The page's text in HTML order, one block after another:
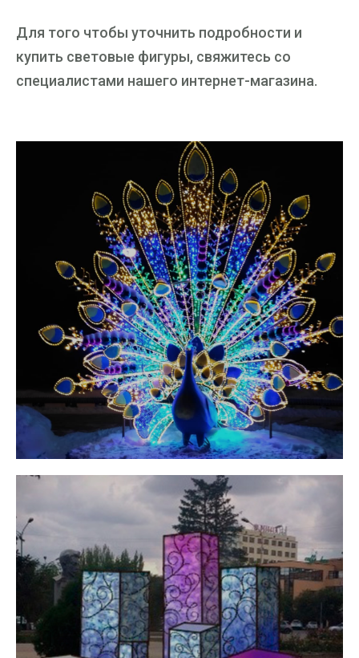
Для того чтобы уточнить подробности и
купить световые фигуры, свяжитесь со
специалистами нашего интернет-магазина.